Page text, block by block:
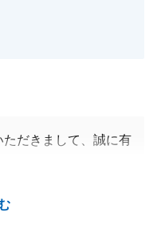
だきまして、誠に有
断をいただきまして